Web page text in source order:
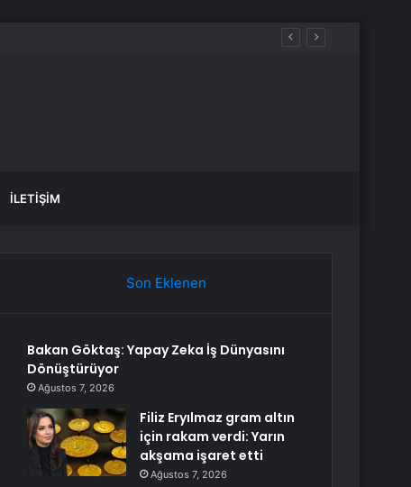
İLETIŞIM
Son Eklenen
Bakan Göktaş: Yapay Zeka İş Dünyasını
Dönüştürüyor
Ağustos 7, 2026
Filiz Eryılmaz gram altın
için rakam verdi: Yarın
akşama işaret etti
Ağustos 7, 2026